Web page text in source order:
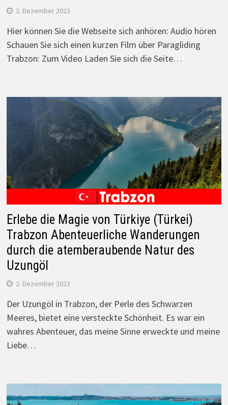
2. Dezember 2023
Hier können Sie die Webseite sich anhören: Audio hören
Schauen Sie sich einen kurzen Film über Paragliding
Trabzon: Zum Video Laden Sie sich die Seite…
Erlebe die Magie von Türkiye (Türkei)
Trabzon Abenteuerliche Wanderungen
durch die atemberaubende Natur des
Uzungöl
2. Dezember 2023
Der Uzungöl in Trabzon, der Perle des Schwarzen
Meeres, bietet eine versteckte Schönheit. Es war ein
wahres Abenteuer, das meine Sinne erweckte und meine
Liebe…